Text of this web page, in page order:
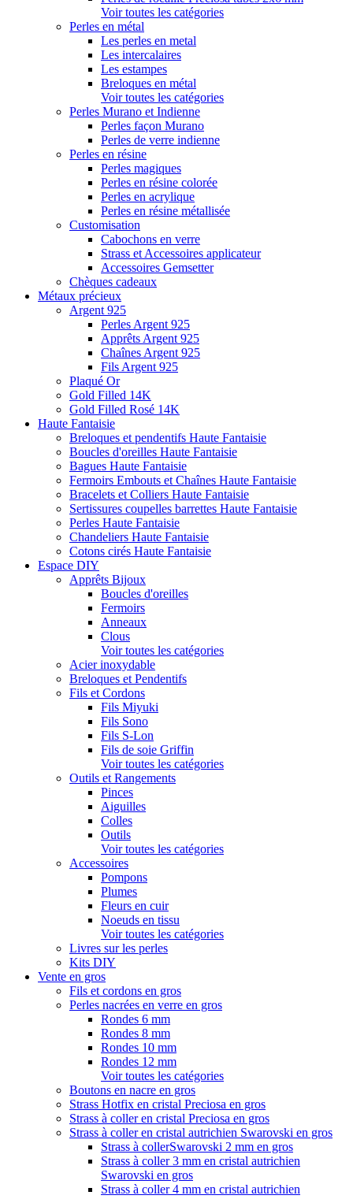
Voir toutes les catégories
Perles en métal
Les perles en metal
Les intercalaires
Les estampes
Breloques en métal
Voir toutes les catégories
Perles Murano et Indienne
Perles façon Murano
Perles de verre indienne
Perles en résine
Perles magiques
Perles en résine colorée
Perles en acrylique
Perles en résine métallisée
Customisation
Cabochons en verre
Strass et Accessoires applicateur
Accessoires Gemsetter
Chèques cadeaux
Métaux précieux
Argent 925
Perles Argent 925
Apprêts Argent 925
Chaînes Argent 925
Fils Argent 925
Plaqué Or
Gold Filled 14K
Gold Filled Rosé 14K
Haute Fantaisie
Breloques et pendentifs Haute Fantaisie
Boucles d'oreilles Haute Fantaisie
Bagues Haute Fantaisie
Fermoirs Embouts et Chaînes Haute Fantaisie
Bracelets et Colliers Haute Fantaisie
Sertissures coupelles barrettes Haute Fantaisie
Perles Haute Fantaisie
Chandeliers Haute Fantaisie
Cotons cirés Haute Fantaisie
Espace DIY
Apprêts Bijoux
Boucles d'oreilles
Fermoirs
Anneaux
Clous
Voir toutes les catégories
Acier inoxydable
Breloques et Pendentifs
Fils et Cordons
Fils Miyuki
Fils Sono
Fils S-Lon
Fils de soie Griffin
Voir toutes les catégories
Outils et Rangements
Pinces
Aiguilles
Colles
Outils
Voir toutes les catégories
Accessoires
Pompons
Plumes
Fleurs en cuir
Noeuds en tissu
Voir toutes les catégories
Livres sur les perles
Kits DIY
Vente en gros
Fils et cordons en gros
Perles nacrées en verre en gros
Rondes 6 mm
Rondes 8 mm
Rondes 10 mm
Rondes 12 mm
Voir toutes les catégories
Boutons en nacre en gros
Strass Hotfix en cristal Preciosa en gros
Strass à coller en cristal Preciosa en gros
Strass à coller en cristal autrichien Swarovski en gros
Strass à collerSwarovski 2 mm en gros
Strass à coller 3 mm en cristal autrichien
Swarovski en gros
Strass à coller 4 mm en cristal autrichien